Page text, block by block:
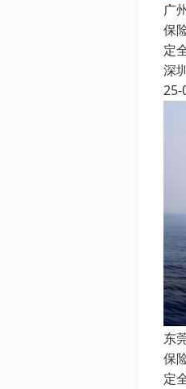
广
保
定
深
25-
东
保
定